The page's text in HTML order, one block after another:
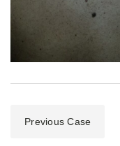
Previous Case